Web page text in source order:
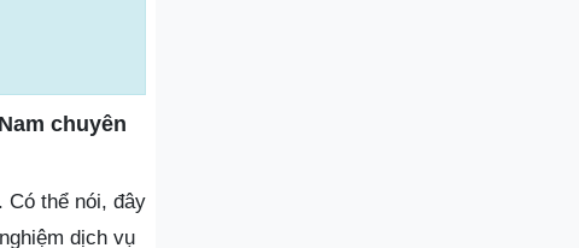
chuyên
Có thể nói, đây
dịch vụ